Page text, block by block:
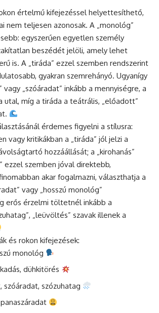
értelmű kifejezéssel helyettesíthető,
nem teljesen azonosak. A „monológ”
egyszerűen egyetlen személy
beszédét jelöli, amely lehet
is. A „tiráda” ezzel szemben rendszerint
gyakran szemrehányó. Ugyanígy
vagy „szóáradat” inkább a mennyiségre, a
utal, míg a tiráda a teátrális, „előadott”
érdemes figyelni a stílusra:
vagy kritikákban a „tiráda” jól jelzi a
hozzáállását; a „kirohanás”
ezzel szemben jóval direktebb,
akar fogalmazni, választhatja a
vagy „hosszú monológ”
erős érzelmi töltetnél inkább a
„leüvöltés” szavak illenek a
és rokon kifejezések:
monológ
dühkitörés
szóáradat, szózuhatag